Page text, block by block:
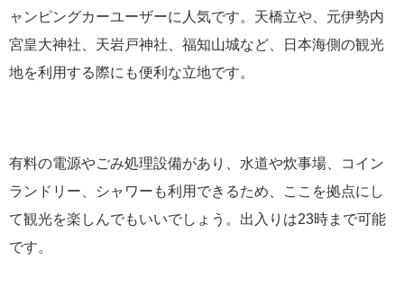
ャンピングカーユーザーに人気です。天橋立や、元伊勢内
宮皇大神社、天岩戸神社、福知山城など、日本海側の観光
地を利用する際にも便利な立地です。
有料の電源やごみ処理設備があり、水道や炊事場、コイン
ランドリー、シャワーも利用できるため、ここを拠点にし
て観光を楽しんでもいいでしょう。出入りは23時まで可能
です。